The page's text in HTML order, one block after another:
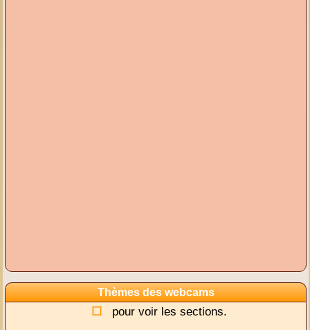
Thèmes des webcams
pour voir les sections.